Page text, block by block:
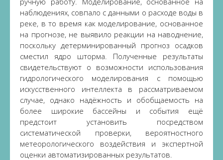
наблюдениях, совпало с данными о расходе воды в
реке, в то время как моделирование, основанное
на прогнозе, не выявило реакции на наводнение,
поскольку детерминированный прогноз осадков
сместил ядро ​​шторма. Полученные результаты
свидетельствуют о возможности использования
гидрологического моделирования с помощью
искусственного интеллекта в рассматриваемом
случае, однако надёжность и обобщаемость на
более широкие бассейны и события ещё
предстоит установить посредством
систематической проверки, вероятностного
метеорологического воздействия и экспертной
оценки автоматизированных результатов.